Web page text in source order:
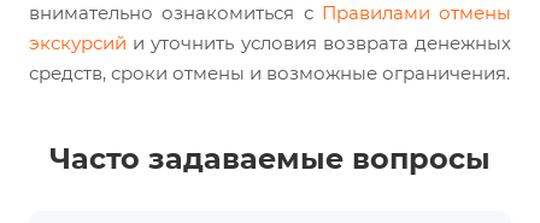
внимательно ознакомиться с Правилами отмены
экскурсий и уточнить условия возврата денежных
средств, сроки отмены и возможные ограничения.
Часто задаваемые вопросы